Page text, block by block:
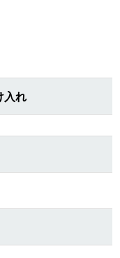
入れ